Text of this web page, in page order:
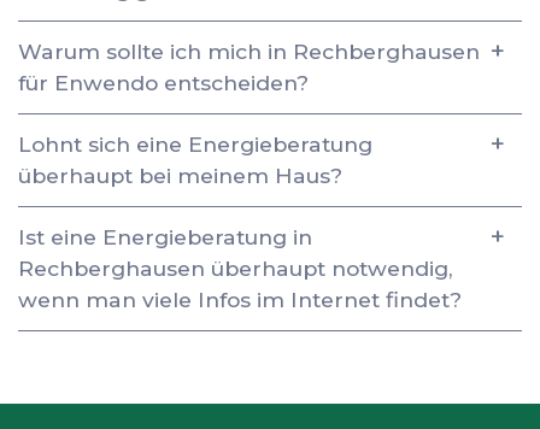
Warum sollte ich mich in Rechberghausen
für Enwendo entscheiden?
Lohnt sich eine Energieberatung
überhaupt bei meinem Haus?
Ist eine Energieberatung in
Rechberghausen überhaupt notwendig,
wenn man viele Infos im Internet findet?